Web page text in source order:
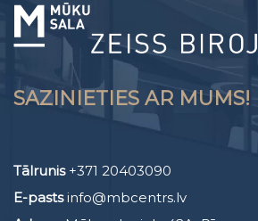
SAZINIETIES AR MUMS!
Tālrunis +371 20403090
E-pastsinfo@mbcentrs.lv